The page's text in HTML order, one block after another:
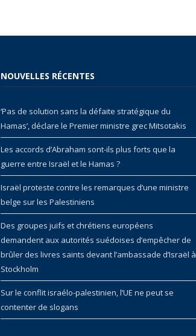
NOUVELLES RÉCENTES
‘Pas de solution sans la défaite stratégique du
Hamas’, déclare le Premier ministre grec Mitsotakis
Les accords d’Abraham sont-ils plus forts que la
guerre entre Israël et le Hamas ?
Israël proteste contre les remarques d’une ministre
belge sur les Palestiniens
Des groupes juifs et chrétiens européens
demandent aux autorités suédoises d’empêcher de
brûler des livres saints devant l’ambassade d’Israël à
Stockholm
Sur le conflit israélo-palestinien, l’UE ne peut se
contenter de slogans